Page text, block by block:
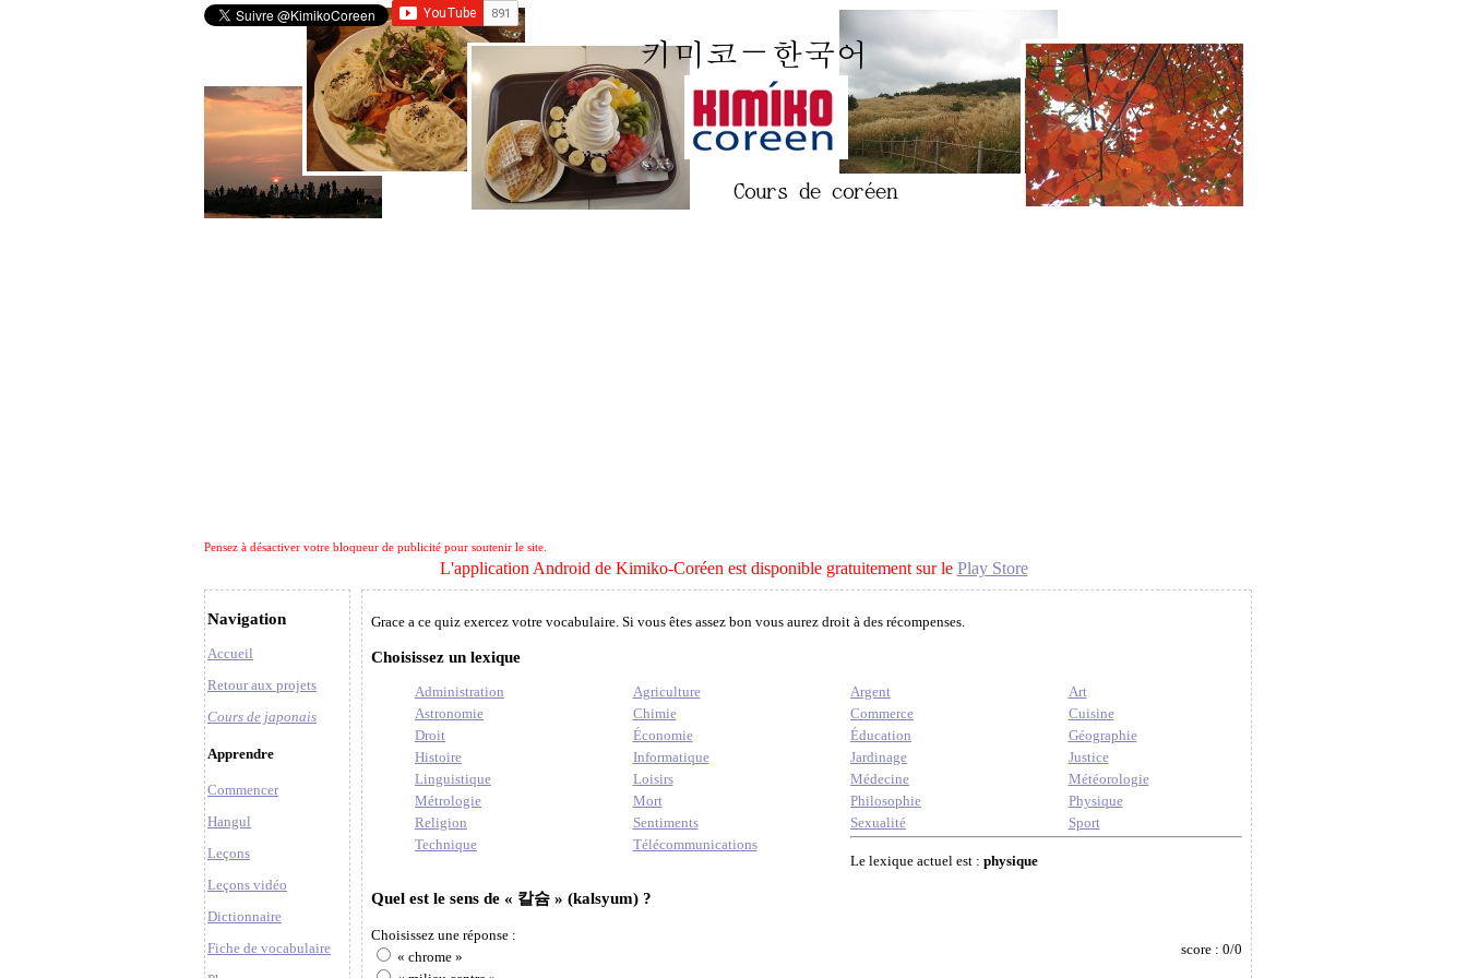
Pensez à désactiver votre bloqueur de publicité pour soutenir le site.
L'application Android de Kimiko-Coréen est disponible gratuitement sur le Play Store
Navigation
Accueil
Retour aux projets
Cours de japonais
Apprendre
Commencer
Hangul
Leçons
Leçons vidéo
Dictionnaire
Fiche de vocabulaire
Grace a ce quiz exercez votre vocabulaire. Si vous êtes assez bon vous aurez droit à des récompenses.
Choisissez un lexique
Administration Agriculture Argent
Art
Astronomie
Chimie Commerce
Cuisine
Droit
Économie Éducation
Géographie
Histoire
Informatique Jardinage
Justice
Linguistique
Loisirs Médecine
Météorologie
Métrologie
Mort Philosophie
Physique
Religion
Sentiments Sexualité
Sport
Technique
Télécommunications
Le lexique actuel est : physique
Quel est le sens de « 칼슘 » (kalsyum) ?
score : 0/0
Choisissez une réponse :
« chrome »